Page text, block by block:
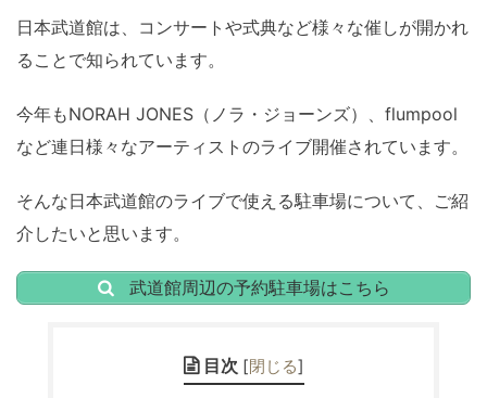
日本武道館は、コンサートや式典など様々な催しが開かれ
ることで知られています。
今年もNORAH JONES（ノラ・ジョーンズ）、flumpool
など連日様々なアーティストのライブ開催されています。
そんな日本武道館のライブで使える駐車場について、ご紹
介したいと思います。
武道館周辺の予約駐車場はこちら
目次 [閉じる]